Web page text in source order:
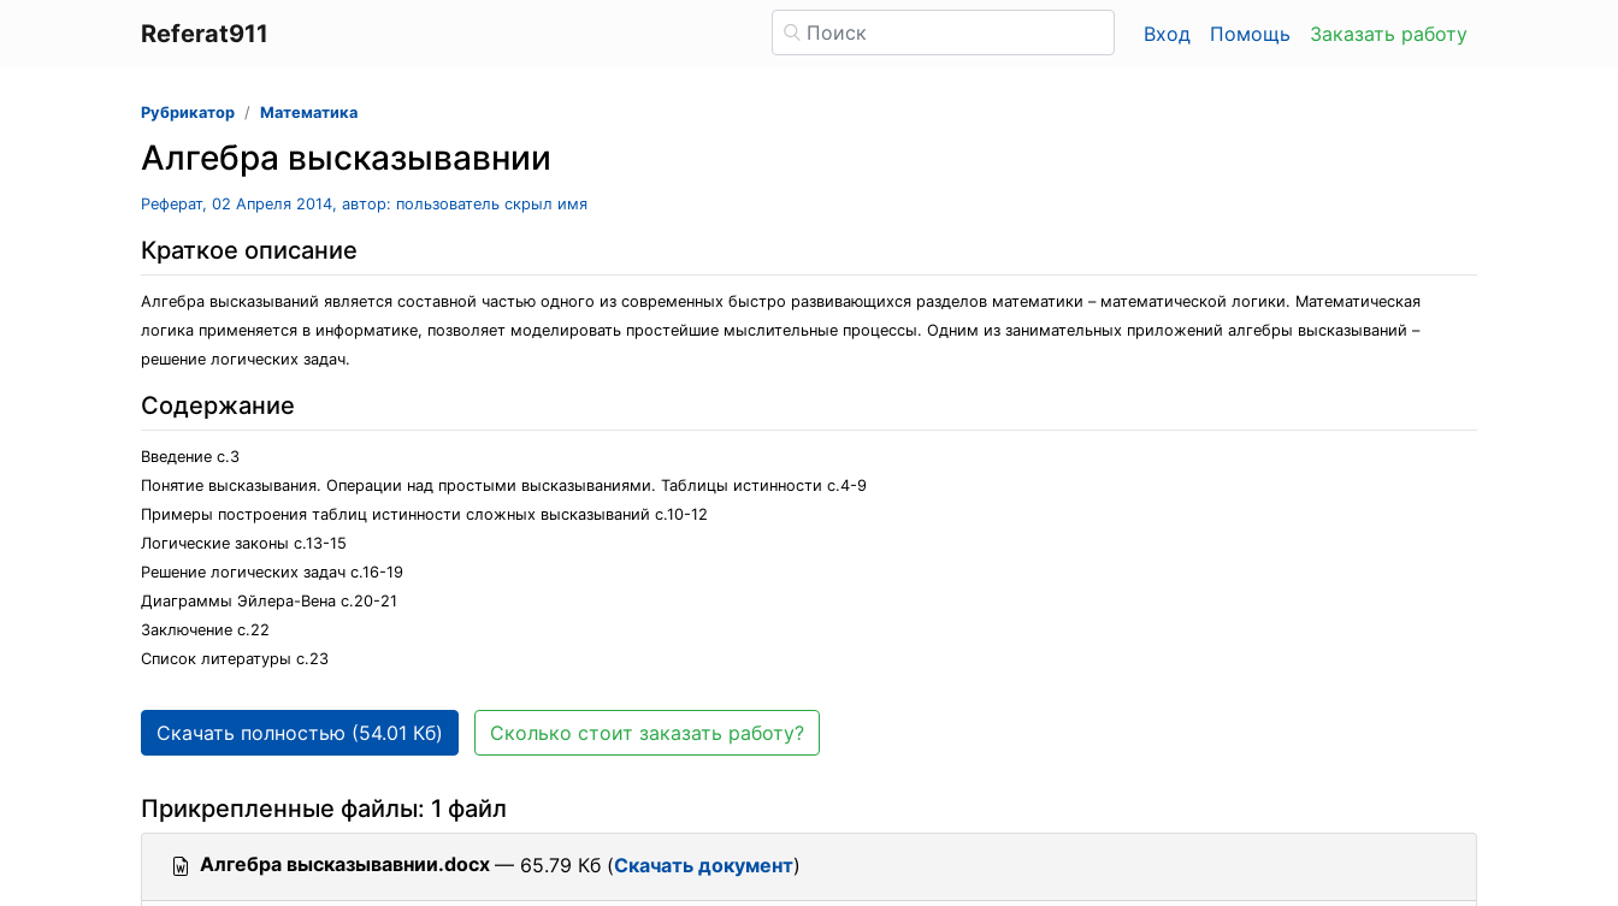
Referat911 Вход Помощь Заказать работу
Рубрикатор Математика
Алгебра высказывавнии
Реферат, 02 Апреля 2014, автор: пользователь скрыл имя
Краткое описание
Алгебра высказываний является составной частью одного из современных быстро развивающихся разделов математики – математической логики. Математическая
логика применяется в информатике, позволяет моделировать простейшие мыслительные процессы. Одним из занимательных приложений алгебры высказываний –
решение логических задач.
Содержание
Введение с.3
Понятие высказывания. Операции над простыми высказываниями. Таблицы истинности с.4-9
Примеры построения таблиц истинности сложных высказываний с.10-12
Логические законы с.13-15
Решение логических задач с.16-19
Диаграммы Эйлера-Вена с.20-21
Заключение с.22
Список литературы с.23
Скачать полностью (54.01 Кб) Сколько стоит заказать работу?
Прикрепленные файлы: 1 файл
Алгебра высказывавнии.docx — 65.79 Кб (Скачать документ)